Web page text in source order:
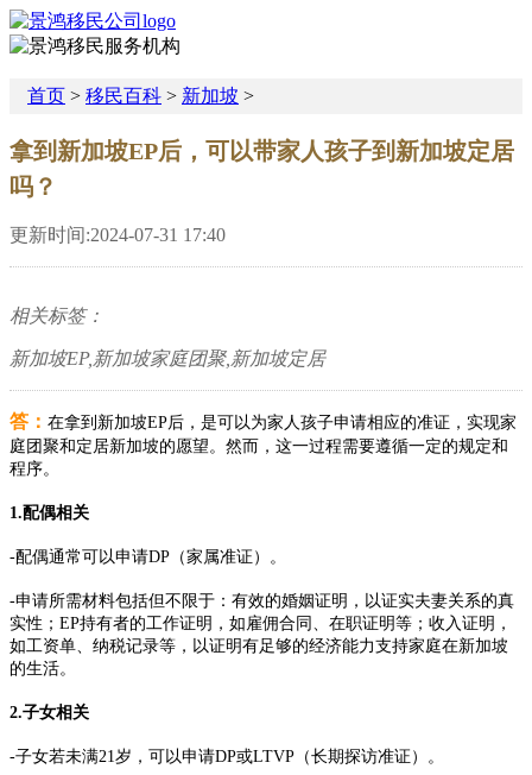
首页 > 移民百科 > 新加坡 >
拿到新加坡EP后，可以带家人孩子到新加坡定居
吗？
更新时间:2024-07-31 17:40
相关标签：
新加坡EP,新加坡家庭团聚,新加坡定居
答： 在拿到新加坡EP后，是可以为家人孩子申请相应的准证，实现家
庭团聚和定居新加坡的愿望。然而，这一过程需要遵循一定的规定和
程序。
1.配偶相关
-配偶通常可以申请DP（家属准证）。
-申请所需材料包括但不限于：有效的婚姻证明，以证实夫妻关系的真
实性；EP持有者的工作证明，如雇佣合同、在职证明等；收入证明，
如工资单、纳税记录等，以证明有足够的经济能力支持家庭在新加坡
的生活。
2.子女相关
-子女若未满21岁，可以申请DP或LTVP（长期探访准证）。